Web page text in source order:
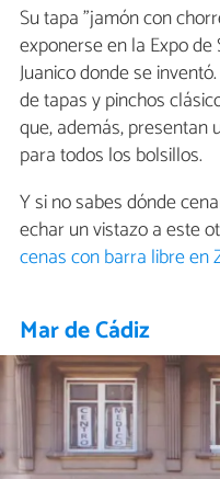
Su tapa "jamón con
exponerse en la Expo de
Juanico donde se
de tapas y pinchos
que, además, presentan
para todos los bolsillos.
Y si no sabes dónde
echar un vistazo a este
cenas con barra libre en
Mar de Cádiz